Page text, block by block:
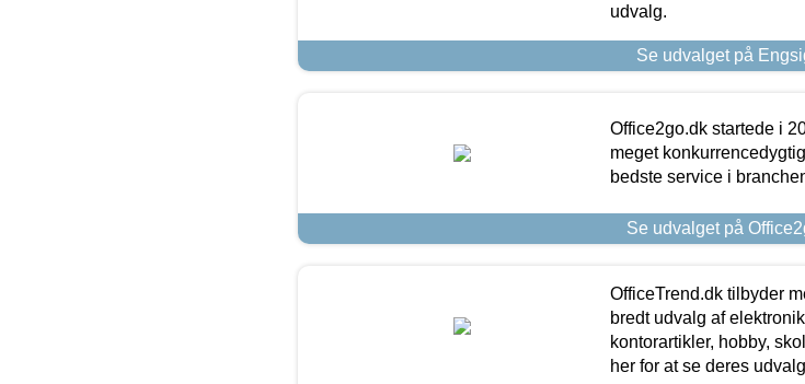
udvalg.
Se udvalget på
Office2go.dk startede i
meget
bedste service i
Se udvalget på
OfficeTrend.dk tilbyder
bredt udvalg af
kontorartikler, hobby,
her for at se deres